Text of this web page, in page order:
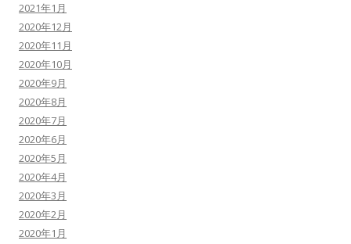
2021年1月
2020年12月
2020年11月
2020年10月
2020年9月
2020年8月
2020年7月
2020年6月
2020年5月
2020年4月
2020年3月
2020年2月
2020年1月